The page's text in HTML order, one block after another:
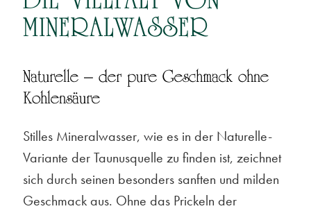
MINERALWASSER
Naturelle – der pure Geschmack ohne
Kohlensäure
Stilles Mineralwasser, wie es in der Naturelle-
Variante der Taunusquelle zu finden ist, zeichnet
sich durch seinen besonders sanften und milden
Geschmack aus. Ohne das Prickeln der